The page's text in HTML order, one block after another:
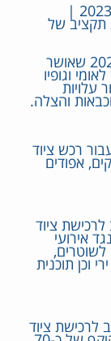
*הממשלה אישרה תוספת תקציב לשנת 2023 |
תקציב של
במסגרת אישור תוספת התקציב לשנת 2023 שאושר
וגופיו
עבור עלויות
והצלה.
רכש ציוד
אפודים
ציוד
אירועי
ירי וכן תוכנית
לרכישת ציוד